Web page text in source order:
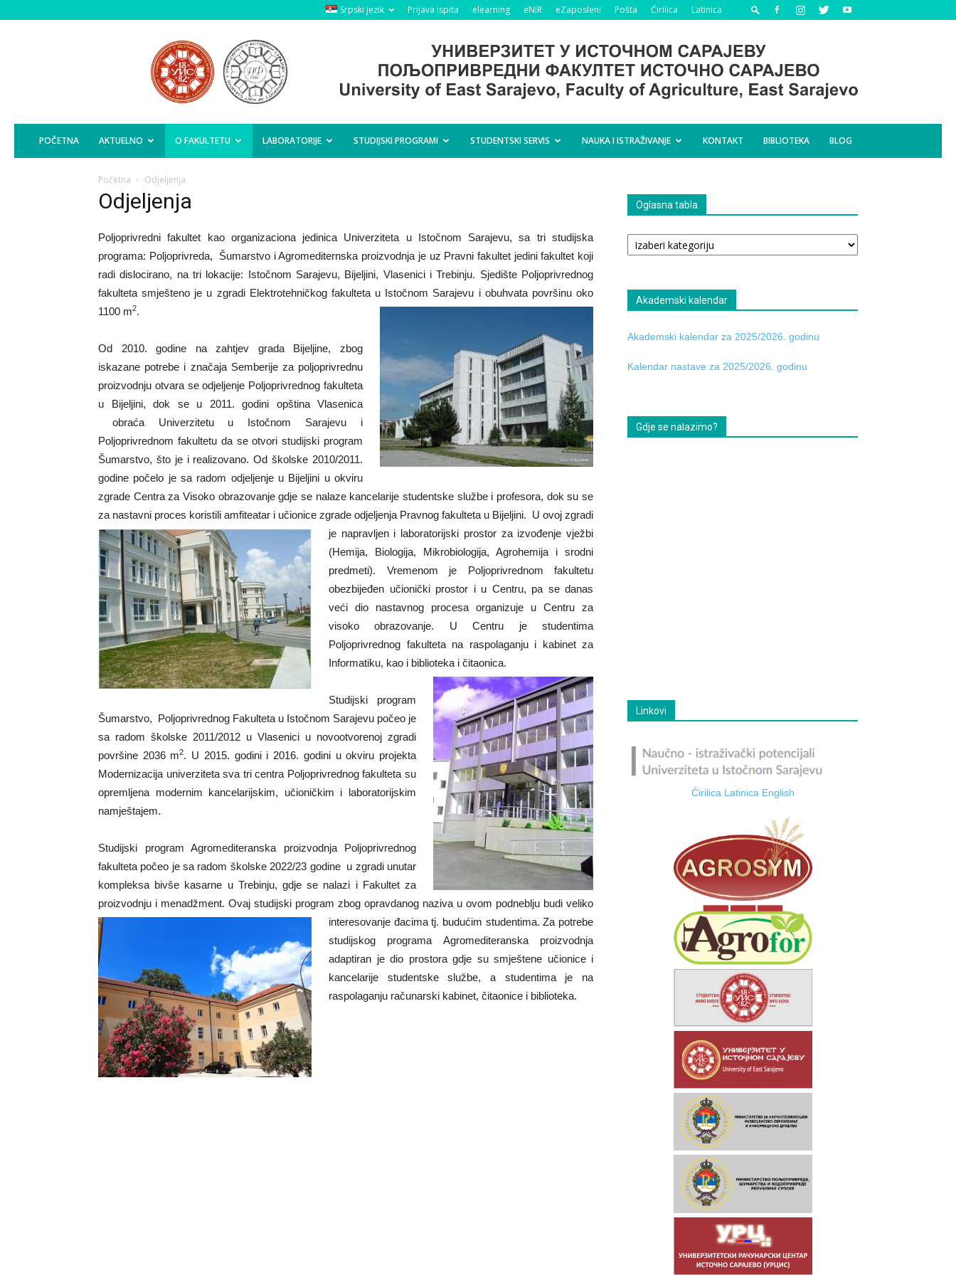
Srpski jezik Prijava ispita elearning eNIR eZaposleni Pošta Ćirilica Latinica
Poljoprivredni
Fakultet
Istočno
Sarajevo
POČETNA AKTUELNO O FAKULTETU LABORATORIJE STUDIJSKI PROGRAMI STUDENTSKI SERVIS NAUKA I ISTRAŽIVANJE KONTAKT BIBLIOTEKA BLOG
Početna Odjeljenja
Odjeljenja
Poljoprivredni fakultet kao organizaciona jedinica Univerziteta u Istočnom Sarajevu, sa tri studijska
programa: Poljoprivreda, Šumarstvo i Agromediternska proizvodnja je uz Pravni fakultet jedini fakultet koji
radi dislocirano, na tri lokacije: Istočnom Sarajevu, Bijeljini, Vlasenici i Trebinju. Sjedište Poljoprivrednog
fakulteta smješteno je u zgradi Elektrotehničkog fakulteta u Istočnom Sarajevu i obuhvata površinu oko
1100 m2.
Od 2010. godine na zahtjev grada Bijeljine, zbog
iskazane potrebe i značaja Semberije za poljoprivrednu
proizvodnju otvara se odjeljenje Poljoprivrednog fakulteta
u Bijeljini, dok se u 2011. godini opština Vlasenica
obraća Univerzitetu u Istočnom Sarajevu i
Poljoprivrednom fakultetu da se otvori studijski program
Šumarstvo, što je i realizovano. Od školske 2010/2011.
godine počelo je sa radom odjeljenje u Bijeljini u okviru
zgrade Centra za Visoko obrazovanje gdje se nalaze kancelarije studentske službe i profesora, dok su se
za nastavni proces koristili amfiteatar i učionice zgrade odjeljenja Pravnog fakulteta u Bijeljini. U ovoj zgradi
je napravljen i laboratorijski prostor za izvođenje vježbi
(Hemija, Biologija, Mikrobiologija, Agrohemija i srodni
predmeti). Vremenom je Poljoprivrednom fakultetu
obezbijeđen učionički prostor i u Centru, pa se danas
veći dio nastavnog procesa organizuje u Centru za
visoko obrazovanje. U Centru je studentima
Poljoprivrednog fakulteta na raspolaganju i kabinet za
Informatiku, kao i biblioteka i čitaonica.
Studijski program
Šumarstvo, Poljoprivrednog Fakulteta u Istočnom Sarajevu počeo je
sa radom školske 2011/2012 u Vlasenici u novootvorenoj zgradi
površine 2036 m2. U 2015. godini i 2016. godini u okviru projekta
Modernizacija univerziteta sva tri centra Poljoprivrednog fakulteta su
opremljena modernim kancelarijskim, učioničkim i laboratorijskim
namještajem.
Studijski program Agromediteranska proizvodnja Poljoprivrednog
fakulteta počeo je sa radom školske 2022/23 godine u zgradi unutar
kompleksa bivše kasarne u Trebinju, gdje se nalazi i Fakultet za
proizvodnju i menadžment. Ovaj studijski program zbog opravdanog naziva u ovom podneblju budi veliko
interesovanje đacima tj. budućim studentima.Za potrebe
studijskog programa Agromediteranska proizvodnja
adaptiran je dio prostora gdje su smještene učionice i
kancelarije studentske službe, a studentima je na
raspolaganju računarski kabinet, čitaonice i biblioteka.
Oglasna tabla
Oglasna
tabla
Akademski kalendar
Akademski kalendar za 2025/2026. godinu
Kalendar nastave za 2025/2026. godinu
Gdje se nalazimo?
Linkovi
Ćirilica Latinica English